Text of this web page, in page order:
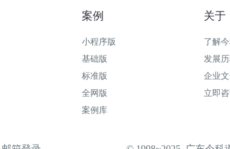
案例
小程序版
基础版
标准版
全网版
案例库
关于
了解
发展
企业
立即